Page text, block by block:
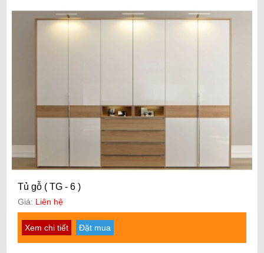
Tủ gỗ ( TG - 6 )
Giá: Liên hệ
Xem chi tiết Đặt mua